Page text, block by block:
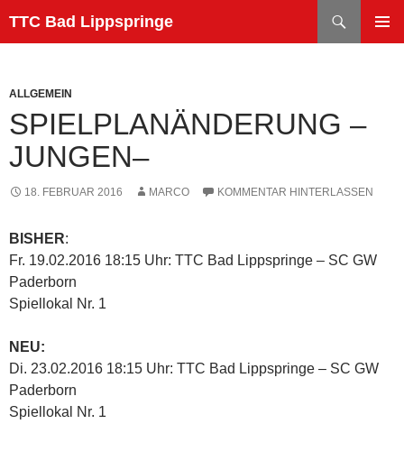
Inhalt
TTC Bad Lippspringe
ALLGEMEIN
SPIELPLANÄNDERUNG –
JUNGEN–
18. FEBRUAR 2016 MARCO KOMMENTAR HINTERLASSEN
BISHER:
Fr. 19.02.2016 18:15 Uhr: TTC Bad Lippspringe – SC GW
Paderborn
Spiellokal Nr. 1
NEU:
Di. 23.02.2016 18:15 Uhr: TTC Bad Lippspringe – SC GW
Paderborn
Spiellokal Nr. 1